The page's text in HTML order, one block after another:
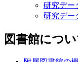
研究デー
研究デー
図書館につ